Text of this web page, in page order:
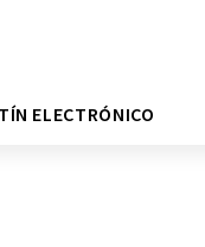
ELECTRÓNICO